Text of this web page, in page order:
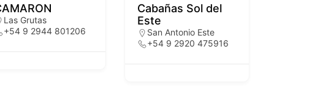
Las Grutas
+54 9 2944 801206
Cabañas Sol del
Este
San Antonio Este
+54 9 2920 475916